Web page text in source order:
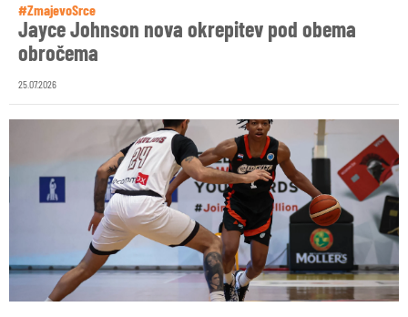
#ZmajevoSrce
Jayce Johnson nova okrepitev pod obema
obročema
25.07.2026